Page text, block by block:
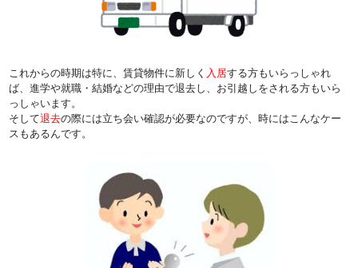
これからの時期は特に、賃貸物件に新しく 入居する方もいらっしゃれ
ば、進学や就職・結婚などの理由で退去し、お引越しをされる方もいら
っしゃいます。
そして退去の際には立ち会い確認が必要なのですが、時にはこんなケー
スもあるんです。